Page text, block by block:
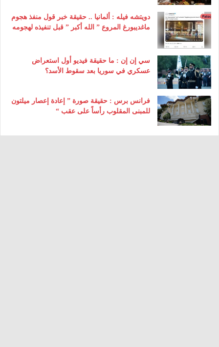
دويتشه فيله : ألمانيا .. حقيقة خبر قول منفذ هجوم
ماغديبورغ المروع ” الله أكبر ” قبل تنفيذه لهجومه
سي إن إن : ما حقيقة فيديو أول استعراض
عسكري في سوريا بعد سقوط الأسد؟
فرانس برس : حقيقة صورة ” إعادة إعصار ميلتون
للمبنى المقلوب رأساً على عقب “